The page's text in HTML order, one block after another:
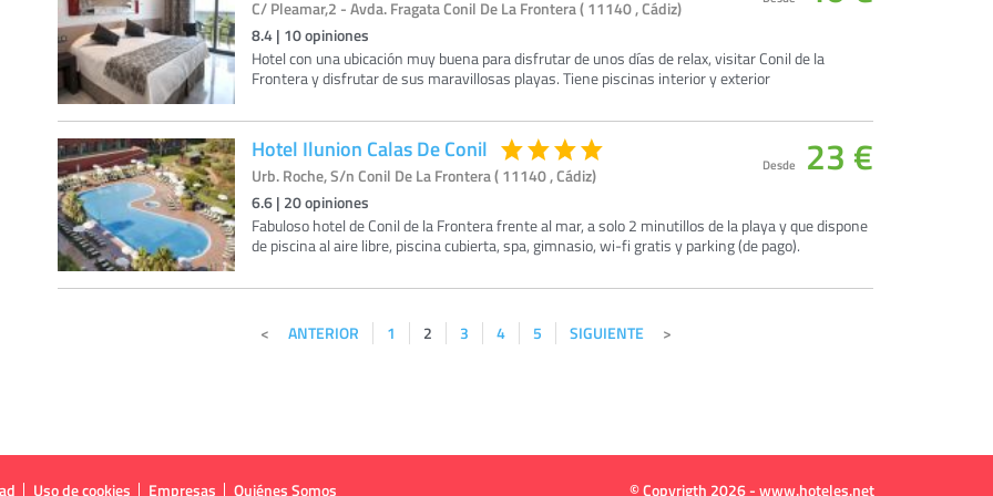
C/ Pleamar,2 - Avda. Fragata Conil De La Frontera ( 11140 , Cádiz)
8.4 | 10opiniones
Hotel con una ubicación muy buena para disfrutar de unos días de relax, visitar Conil de la
Frontera y disfrutar de sus maravillosas playas. Tiene piscinas interior y exterior
Hotel Ilunion Calas De Conil
Urb. Roche, S/n Conil De La Frontera ( 11140 , Cádiz)
6.6 | 20opiniones
Fabuloso hotel de Conil de la Frontera frente al mar, a solo 2 minutillos de la playa y que dispone
de piscina al aire libre, piscina cubierta, spa, gimnasio, wi-fi gratis y parking (de pago).
Desde 23 €
ANTERIOR 1 2 3 4 5 SIGUIENTE
Uso de cookies Empresas Quiénes Somos © Copyrigth 2026 - www.hoteles.net